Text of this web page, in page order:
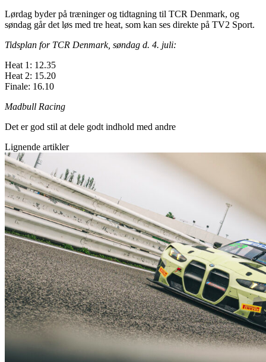
Lørdag byder på træninger og tidtagning til TCR Denmark, og
søndag går det løs med tre heat, som kan ses direkte på TV2 Sport.
Tidsplan for TCR Denmark, søndag d. 4. juli:
Heat 1: 12.35
Heat 2: 15.20
Finale: 16.10
Madbull Racing
Det er god stil at dele godt indhold med andre
Lignende artikler